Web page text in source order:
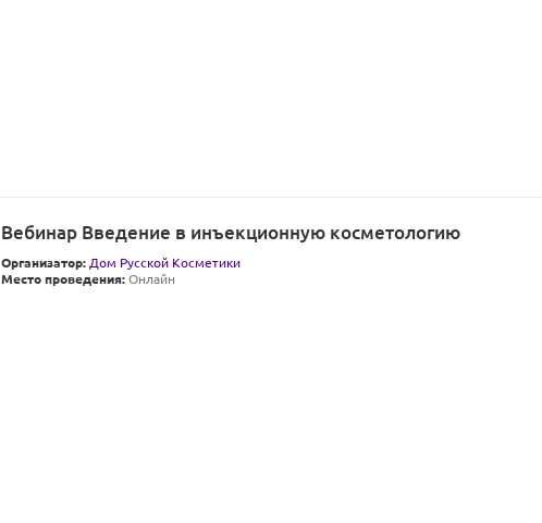
Вебинар Введение в инъекционную косметологию
Организатор: Дом Русской Косметики
Место проведения: Онлайн